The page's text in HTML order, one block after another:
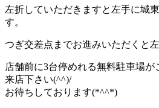
左折していただきますと左手に城
す。
つぎ交差点までお進みいただくと
店舗前に3台停めれる無料駐車場
来店下さい(^^)/
お待ちしております(*^^*)